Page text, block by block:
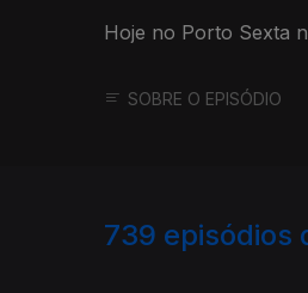
Hoje no Porto Sexta
SOBRE O EPISÓDIO
739 episódios